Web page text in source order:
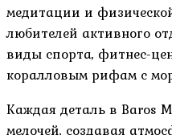
медитации и
любителей активного
виды спорта, фитнес-
коралловым рифам с
Каждая деталь в Baros
мелочей, создавая